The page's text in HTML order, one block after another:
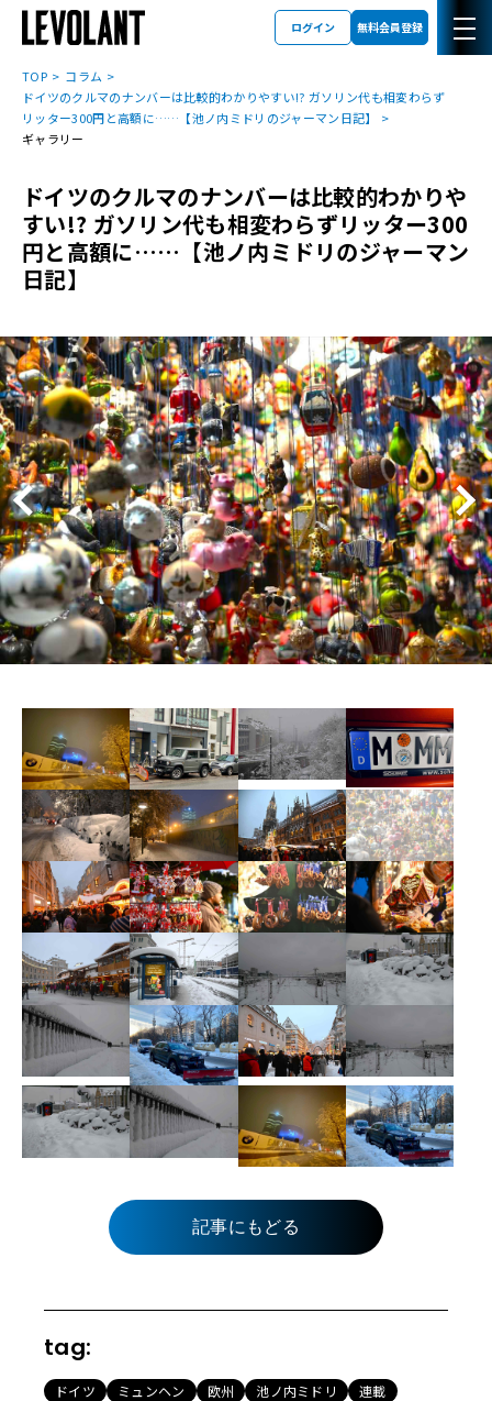
ログイン 無料会員登録
TOP
コラム
ドイツのクルマのナンバーは比較的わかりやすい!? ガソリン代も相変わらず
リッター300円と高額に……【池ノ内ミドリのジャーマン日記】
ギャラリー
ドイツのクルマのナンバーは比較的わかりや
すい!? ガソリン代も相変わらずリッター300
円と高額に……【池ノ内ミドリのジャーマン
日記】
記事にもどる
tag:
ドイツ ミュンヘン 欧州 池ノ内ミドリ 連載